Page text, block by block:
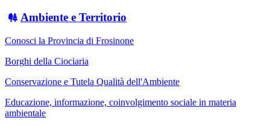
Ambiente e Territorio
Conosci la Provincia di Frosinone
Borghi della Ciociaria
Conservazione e Tutela Qualità dell'Ambiente
Educazione, informazione, coinvolgimento sociale in materia
ambientale